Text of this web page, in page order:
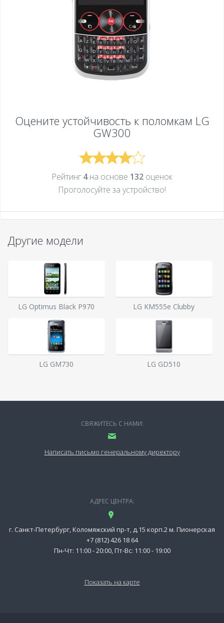
Оцените устойчивость к поломкам LG
GW300
Рейтинг 4на основе 132 оценок
Проголосуйте за устройcтво!
Другие модели
LG Optimus Black P970 LG KM555e Clubby
LG GM730 LG GD510
СВЯЖИТЕСЬ С НАМИ:
Написать письмо генеральному директору
АДРЕС ЦЕНТРА:
г. Санкт-Петербург, Коломяжский пр-т, д.15 корп.2 м. Пионерская
+7 (812) 426 18 64
Пн-Чт: 11:00 - 20:00, Пт-Вс: 11:00 - 19:00
Показать на карте